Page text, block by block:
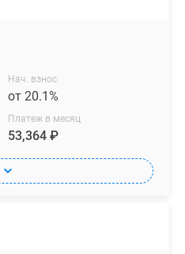
Нач. взнос
от 20.1%
Платеж в месяц
53,364 ₽